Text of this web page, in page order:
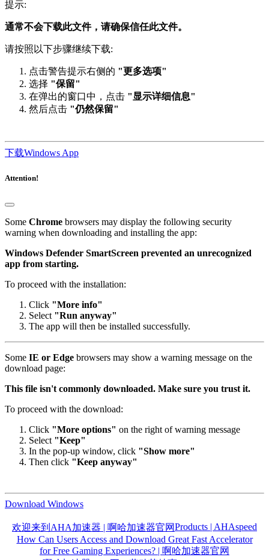
提示:
通常不会下载此文件，请确保信任此文件。
请按照以下步骤继续下载:
点击警告提示右侧的 "更多选项"
选择 "保留"
在弹出的窗口中，点击 "显示详细信息"
然后点击 "仍然保留"
下载Windows App
Attention!
Some Chrome browsers may display the following security
warning when downloading and installing the app:
Windows Defender SmartScreen prevented an unrecognized
app from starting.
To proceed with the installation:
Click "More info"
Select "Run anyway"
The app will then be installed successfully.
Some IE or Edge browsers may show a warning message on the
download page:
This file isn't commonly downloaded. Make sure you trust it.
To proceed with the download:
Click "More options" on the right of warning message
Select "Keep"
In the pop-up window, click "Show more"
Then click "Keep anyway"
Download Windows
欢迎来到AHA加速器 | 啊哈加速器官网Products | AHAspeed
How Can Users Access and Download Great Fast Accelerator
for Free Gaming Experiences? | 啊哈加速器官网